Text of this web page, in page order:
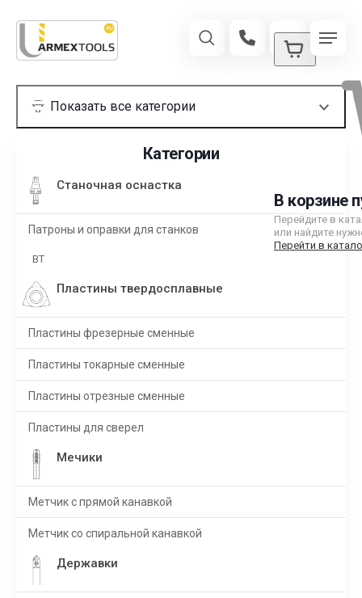
В корзине
Перейдите в
или найдите
Перейти в
Категории
Станочная оснастка
Патроны и оправки для станков
BT
Пластины твердосплавные
Пластины фрезерные сменные
Пластины токарные сменные
Пластины отрезные сменные
Пластины для сверел
Мечики
Метчик с прямой канавкой
Метчик со спиральной канавкой
Державки